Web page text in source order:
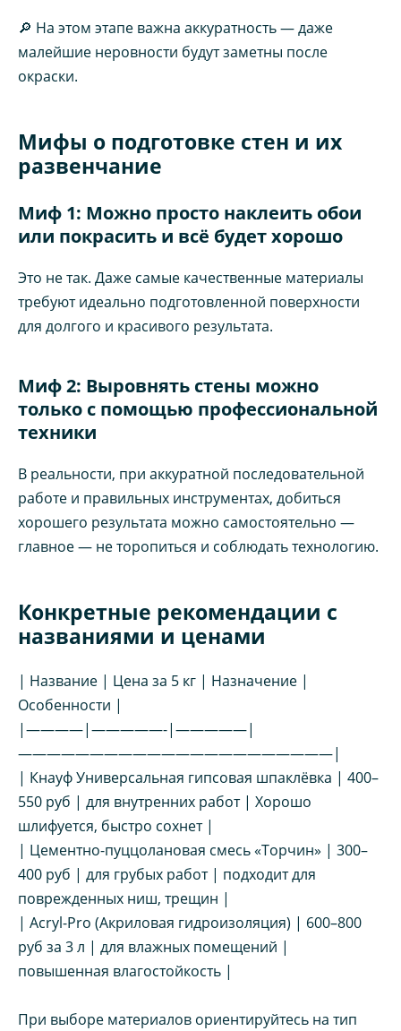
🔎 На этом этапе важна аккуратность — даже
малейшие неровности будут заметны после
окраски.
Мифы о подготовке стен и их
развенчание
Миф 1: Можно просто наклеить обои
или покрасить и всё будет хорошо
Это не так. Даже самые качественные материалы
требуют идеально подготовленной поверхности
для долгого и красивого результата.
Миф 2: Выровнять стены можно
только с помощью профессиональной
техники
В реальности, при аккуратной последовательной
работе и правильных инструментах, добиться
хорошего результата можно самостоятельно —
главное — не торопиться и соблюдать технологию.
Конкретные рекомендации с
названиями и ценами
| Название | Цена за 5 кг | Назначение |
Особенности |
|————|—————-|—————|
——————————————————————|
| Кнауф Универсальная гипсовая шпаклёвка | 400–
550 руб | для внутренних работ | Хорошо
шлифуется, быстро сохнет |
| Цементно-пуццолановая смесь «Торчин» | 300–
400 руб | для грубых работ | подходит для
поврежденных ниш, трещин |
| Acryl-Pro (Акриловая гидроизоляция) | 600–800
руб за 3 л | для влажных помещений |
повышенная влагостойкость |
При выборе материалов ориентируйтесь на тип